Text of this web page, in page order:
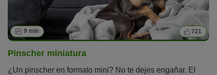
9 min 721
Pinscher miniatura
¿Un pinscher en formato mini? No te dejes engañar. El